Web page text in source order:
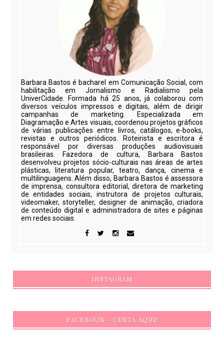
Barbara Bastos é bacharel em Comunicação Social, com
habilitação em Jornalismo e Radialismo pela
UniverCidade. Formada há 25 anos, já colaborou com
diversos veículos impressos e digitais, além de dirigir
campanhas de marketing. Especializada em
Diagramação e Artes visuais, coordenou projetos gráficos
de várias publicações entre livros, catálogos, e-books,
revistas e outros periódicos. Roteirista e escritora é
responsável por diversas produções audiovisuais
brasileiras. Fazedora de cultura, Barbara Bastos
desenvolveu projetos sócio-culturais nas áreas de artes
plásticas, literatura popular, teatro, dança, cinema e
multilinguagens. Além disso, Barbara Bastos é assessora
de imprensa, consultora editorial, diretora de marketing
de entidades sociais, instrutora de projetos culturais,
videomaker, storyteller, designer de animação, criadora
de conteúdo digital e administradora de sites e páginas
em redes sociais.
INSTAGRAM
FACEBOOK - CURTA AQUI!